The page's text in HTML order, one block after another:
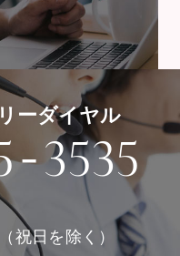
ーダイヤル
-3535
祝日を除く）